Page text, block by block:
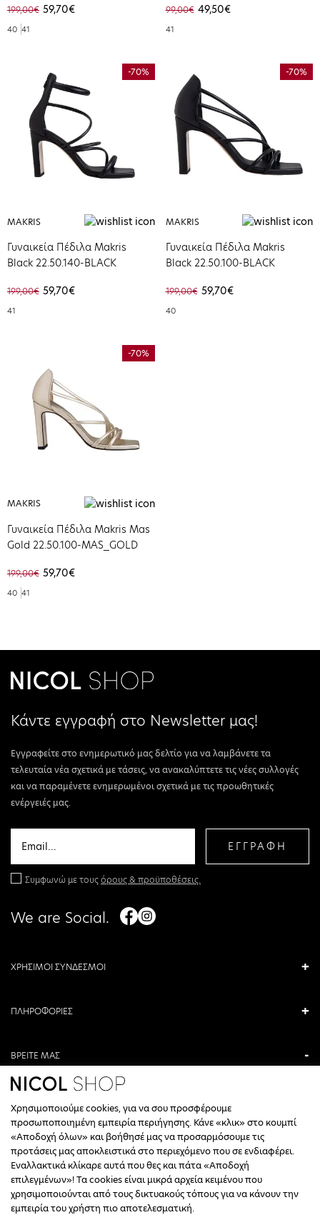
199,00€ 59,70€
40 41
99,00€ 49,50€
41
-70%
MAKRIS
Γυναικεία Πέδιλα Makris
Black 22.50.140-BLACK
199,00€ 59,70€
41
-70%
MAKRIS
Γυναικεία Πέδιλα Makris
Black 22.50.100-BLACK
199,00€ 59,70€
40
-70%
MAKRIS
Γυναικεία Πέδιλα Makris Mas
Gold 22.50.100-MAS_GOLD
199,00€ 59,70€
40 41
Κάντε εγγραφή στο Newsletter μας!
Εγγραφείτε στο ενημερωτικό μας δελτίο για να λαμβάνετε τα
τελευταία νέα σχετικά με τάσεις, να ανακαλύπτετε τις νέες συλλογές
και να παραμένετε ενημερωμένοι σχετικά με τις προωθητικές
ενέργειές μας.
ΕΓΓΡΑΦΗ
Συμφωνώ με τουςόρους & προϋποθέσεις.
We are Social.
ΧΡΗΣΙΜΟΙ ΣΥΝΔΕΣΜΟΙ
ΠΛΗΡΟΦΟΡΙΕΣ
ΒΡΕΙΤΕ ΜΑΣ
ΑΝΤΩΝΙΟΥ ΚΑΜΑΡΑ 3, ΒΕΡΟΙΑ, ΕΛΛΑΔΑ
+30 23310 76336
ΩΡΑΡΙΟ ΤΗΛΕΦΩΝΙΚΟΥ ΚΕΝΤΡΟΥ
ΔΕΥΤΕΡΑ, ΤΕΤΑΡΤΗ: 09:00 - 14:30
ΤΡΙΤΗ, ΠΕΜΠΤΗ, ΠΑΡΑΣΚΕΥΗ: 09:30 - 14:00 & 17:30 - 21:00
ΣΑΒΒΑΤΟ: 09:30 - 14:30
Χρησιμοποιούμε cookies, για να σου προσφέρουμε
προσωποποιημένη εμπειρία περιήγησης. Κάνε «κλικ» στο κουμπί
«Αποδοχή όλων» και βοήθησέ μας να προσαρμόσουμε τις
προτάσεις μας αποκλειστικά στο περιεχόμενο που σε ενδιαφέρει.
Εναλλακτικά κλίκαρε αυτά που θες και πάτα «Αποδοχή
επιλεγμένων»! Τα cookies είναι μικρά αρχεία κειμένου που
χρησιμοποιούνται από τους δικτυακούς τόπους για να κάνουν την
εμπειρία του χρήστη πιο αποτελεσματική.